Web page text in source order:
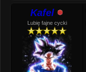
Kafel
Lubię fajne cycki